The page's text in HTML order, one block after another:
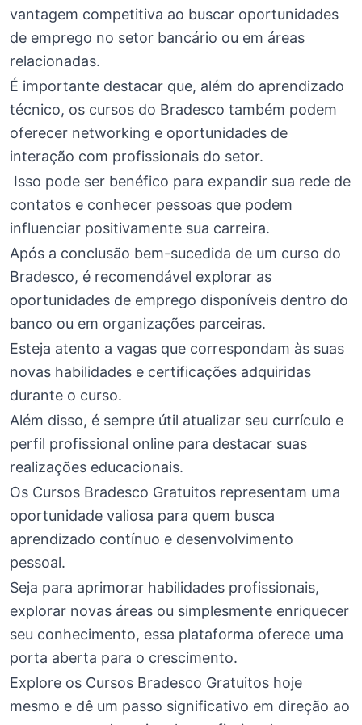
vantagem competitiva ao buscar oportunidades
de emprego no setor bancário ou em áreas
relacionadas.
É importante destacar que, além do aprendizado
técnico, os cursos do Bradesco também podem
oferecer networking e oportunidades de
interação com profissionais do setor.
Isso pode ser benéfico para expandir sua rede de
contatos e conhecer pessoas que podem
influenciar positivamente sua carreira.
Após a conclusão bem-sucedida de um curso do
Bradesco, é recomendável explorar as
oportunidades de emprego disponíveis dentro do
banco ou em organizações parceiras.
Esteja atento a vagas que correspondam às suas
novas habilidades e certificações adquiridas
durante o curso.
Além disso, é sempre útil atualizar seu currículo e
perfil profissional online para destacar suas
realizações educacionais.
Os Cursos Bradesco Gratuitos representam uma
oportunidade valiosa para quem busca
aprendizado contínuo e desenvolvimento
pessoal.
Seja para aprimorar habilidades profissionais,
explorar novas áreas ou simplesmente enriquecer
seu conhecimento, essa plataforma oferece uma
porta aberta para o crescimento.
Explore os Cursos Bradesco Gratuitos hoje
mesmo e dê um passo significativo em direção ao